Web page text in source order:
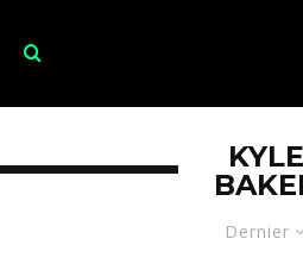
Dernier
KYLE